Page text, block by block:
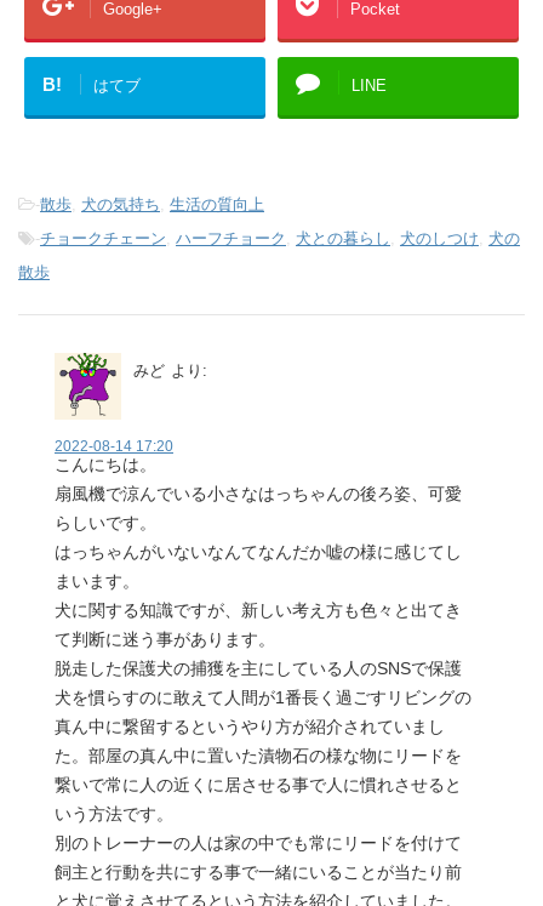
Google+ Pocket
B! はてブ LINE
-散歩 犬の気持ち 生活の質向上
-チョークチェーン ハーフチョーク 犬との暮らし 犬のしつけ 犬の
散歩
みど より:
2022-08-14 17:20
こんにちは。
扇風機で涼んでいる小さなはっちゃんの後ろ姿、可愛
らしいです。
はっちゃんがいないなんてなんだか嘘の様に感じてし
まいます。
犬に関する知識ですが、新しい考え方も色々と出てき
て判断に迷う事があります。
脱走した保護犬の捕獲を主にしている人のSNSで保護
犬を慣らすのに敢えて人間が1番長く過ごすリビングの
真ん中に繋留するというやり方が紹介されていまし
た。部屋の真ん中に置いた漬物石の様な物にリードを
繋いで常に人の近くに居させる事で人に慣れさせると
いう方法です。
別のトレーナーの人は家の中でも常にリードを付けて
飼主と行動を共にする事で一緒にいることが当たり前
と犬に覚えさせてるという方法を紹介していました。